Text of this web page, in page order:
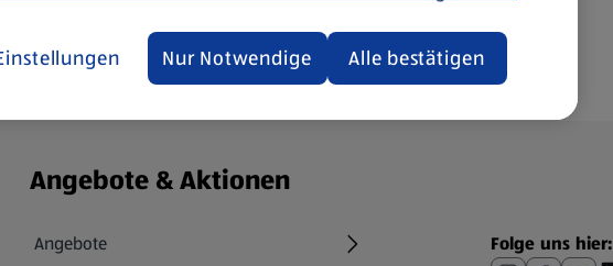
Angebote & Aktionen
Angebote Folge uns hier:
Nur Notwendige Alle bestätigen